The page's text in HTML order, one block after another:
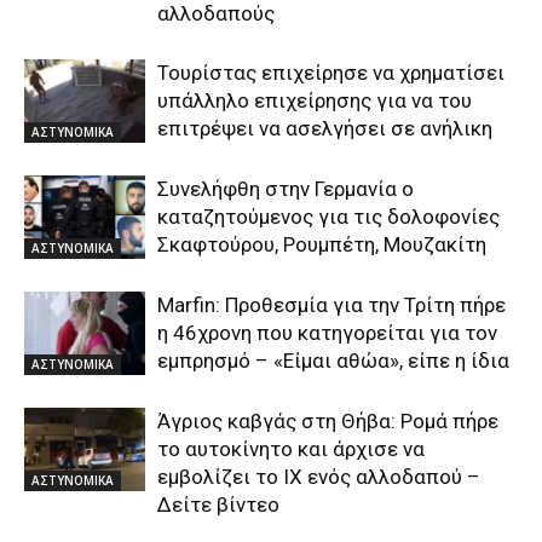
αλλοδαπούς
ΑΣΤΥΝΟΜΙΚΑ
Τουρίστας επιχείρησε να χρηματίσει
υπάλληλο επιχείρησης για να του
επιτρέψει να ασελγήσει σε ανήλικη
ΑΣΤΥΝΟΜΙΚΑ
Συνελήφθη στην Γερμανία ο
καταζητούμενος για τις δολοφονίες
Σκαφτούρου, Ρουμπέτη, Μουζακίτη
ΑΣΤΥΝΟΜΙΚΑ
Marfin: Προθεσμία για την Τρίτη πήρε
η 46χρονη που κατηγορείται για τον
εμπρησμό – «Είμαι αθώα», είπε η ίδια
ΑΣΤΥΝΟΜΙΚΑ
Άγριος καβγάς στη Θήβα: Ρομά πήρε
το αυτοκίνητο και άρχισε να
εμβολίζει το ΙΧ ενός αλλοδαπού –
Δείτε βίντεο